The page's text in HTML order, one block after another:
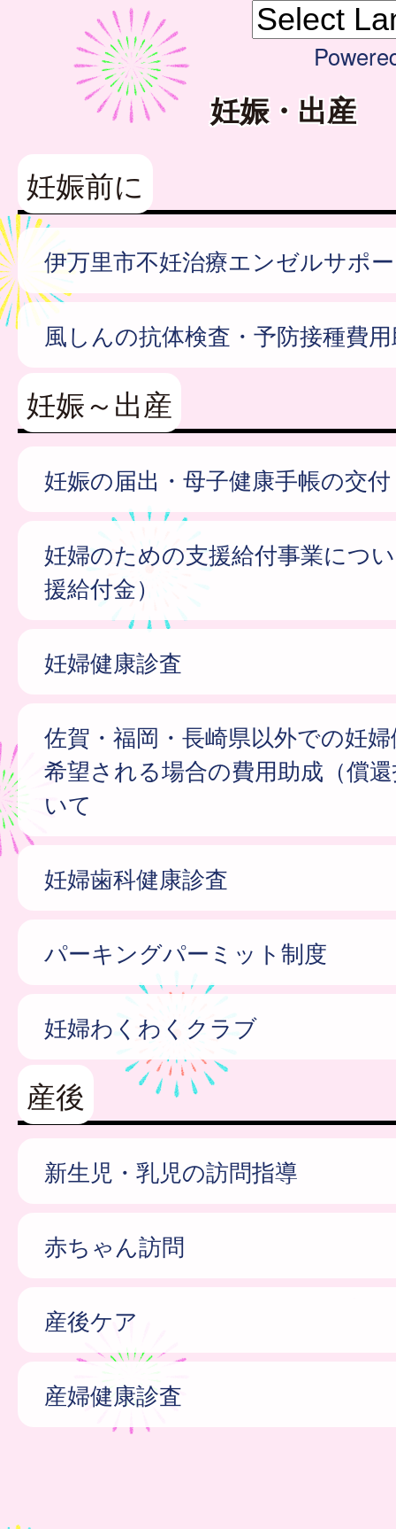
妊娠・出産
妊娠前に
伊万里市不妊治療エンゼルサポ
風しんの抗体検査・予防接種費
妊娠～出産
妊娠の届出・母子健康手帳の交付
妊婦のための支援給付事業につ
援給付金）
妊婦健康診査
佐賀・福岡・長崎県以外での妊
希望される場合の費用助成（償
いて
妊婦歯科健康診査
パーキングパーミット制度
妊婦わくわくクラブ
産後
新生児・乳児の訪問指導
赤ちゃん訪問
産後ケア
産婦健康診査